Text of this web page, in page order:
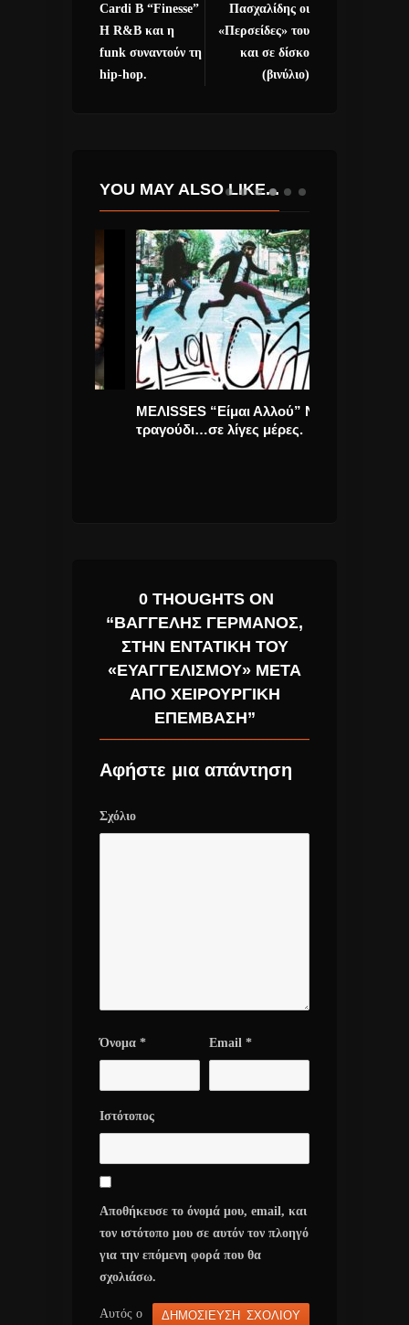
Cardi B “Finesse”
Η R&B και η
funk συναντούν τη
hip-hop.
Πασχαλίδης oι
«Περσείδες» του
και σε δίσκο
(βινύλιο)
YOU MAY ALSO LIKE...
ΜΕΛΙSSES “Είμαι Αλλού” Νέο
τραγούδι…σε λίγες μέρες.
0 THOUGHTS ON
“ΒΑΓΓΈΛΗΣ ΓΕΡΜΑΝΌΣ,
ΣΤΗΝ ΕΝΤΑΤΙΚΉ ΤΟΥ
«ΕΥΑΓΓΕΛΙΣΜΟΎ» ΜΕΤΆ
ΑΠΌ ΧΕΙΡΟΥΡΓΙΚΉ
ΕΠΈΜΒΑΣΗ”
Αφήστε μια απάντηση
Σχόλιο
Όνομα * Email *
Ιστότοπος
Αποθήκευσε το όνομά μου, email, και
τον ιστότοπο μου σε αυτόν τον πλοηγό
για την επόμενη φορά που θα
σχολιάσω.
Αυτός ο